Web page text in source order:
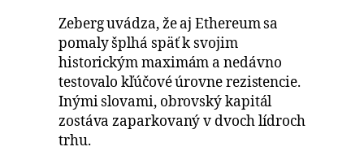
Zeberg uvádza, že aj Ethereum sa
pomaly šplhá späť k svojim
historickým maximám a nedávno
testovalo kľúčové úrovne rezistencie.
Inými slovami, obrovský kapitál
zostáva zaparkovaný v dvoch lídroch
trhu.